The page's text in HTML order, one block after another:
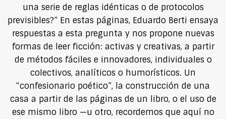
una serie de reglas idénticas o de protocolos
previsibles?” En estas páginas, Eduardo Berti ensaya
respuestas a esta pregunta y nos propone nuevas
formas de leer ficción: activas y creativas, a partir
de métodos fáciles e innovadores, individuales o
colectivos, analíticos o humorísticos. Un
“confesionario poético”, la construcción de una
casa a partir de las páginas de un libro, o el uso de
ese mismo libro —u otro, recordemos que aquí no